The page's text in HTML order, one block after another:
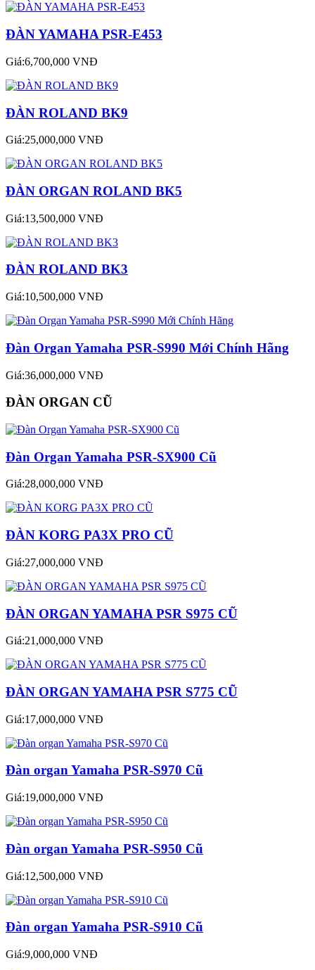
ĐÀN YAMAHA PSR-E453
Giá:6,700,000 VNĐ
ĐÀN ROLAND BK9
Giá:25,000,000 VNĐ
ĐÀN ORGAN ROLAND BK5
Giá:13,500,000 VNĐ
ĐÀN ROLAND BK3
Giá:10,500,000 VNĐ
Đàn Organ Yamaha PSR-S990 Mới Chính Hãng
Giá:36,000,000 VNĐ
ĐÀN ORGAN CŨ
Đàn Organ Yamaha PSR-SX900 Cũ
Giá:28,000,000 VNĐ
ĐÀN KORG PA3X PRO CŨ
Giá:27,000,000 VNĐ
ĐÀN ORGAN YAMAHA PSR S975 CŨ
Giá:21,000,000 VNĐ
ĐÀN ORGAN YAMAHA PSR S775 CŨ
Giá:17,000,000 VNĐ
Đàn organ Yamaha PSR-S970 Cũ
Giá:19,000,000 VNĐ
Đàn organ Yamaha PSR-S950 Cũ
Giá:12,500,000 VNĐ
Đàn organ Yamaha PSR-S910 Cũ
Giá:9,000,000 VNĐ